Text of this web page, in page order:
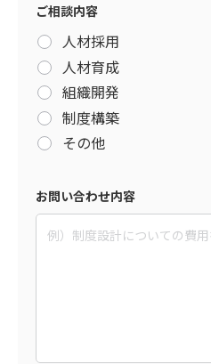
ご相談内容
人材採用
人材育成
組織開発
制度構築
その他
お問い合わせ内容